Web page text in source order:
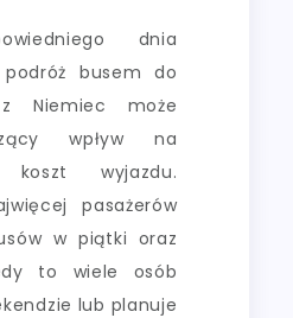
dnia
busem do
z Niemiec może
wpływ na
wyjazdu.
pasażerów
w piątki oraz
to wiele osób
lub planuje